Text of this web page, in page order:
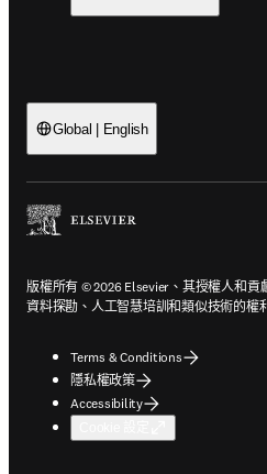
Global | English
版權所有 © 2026 Elsevier、其授權人和貢
資料探勘、人工智慧培訓和類似技術的權
Terms & Conditions
隱私權政策
Accessibility